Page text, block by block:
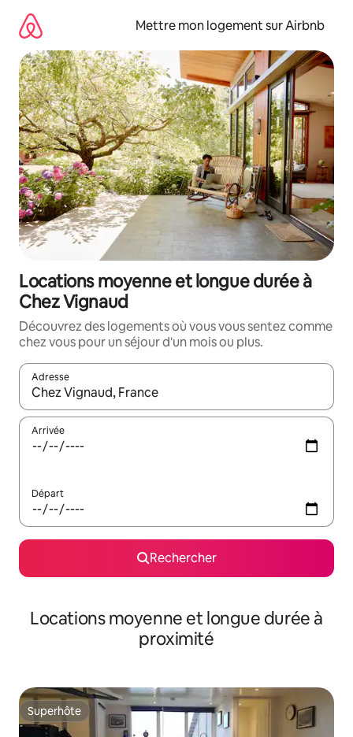
directement
contenu
Mettre mon logement sur Airbnb
Locations moyenne et longue durée à
Chez Vignaud
Découvrez des logements où vous vous sentez comme
chez vous pour un séjour d'un mois ou plus.
Adresse
Lorsque les résultats s'affichent, utilisez les flèches vers le
Arrivée
Départ
Rechercher
Locations moyenne et longue durée à
proximité
Superhôte
Superhôte